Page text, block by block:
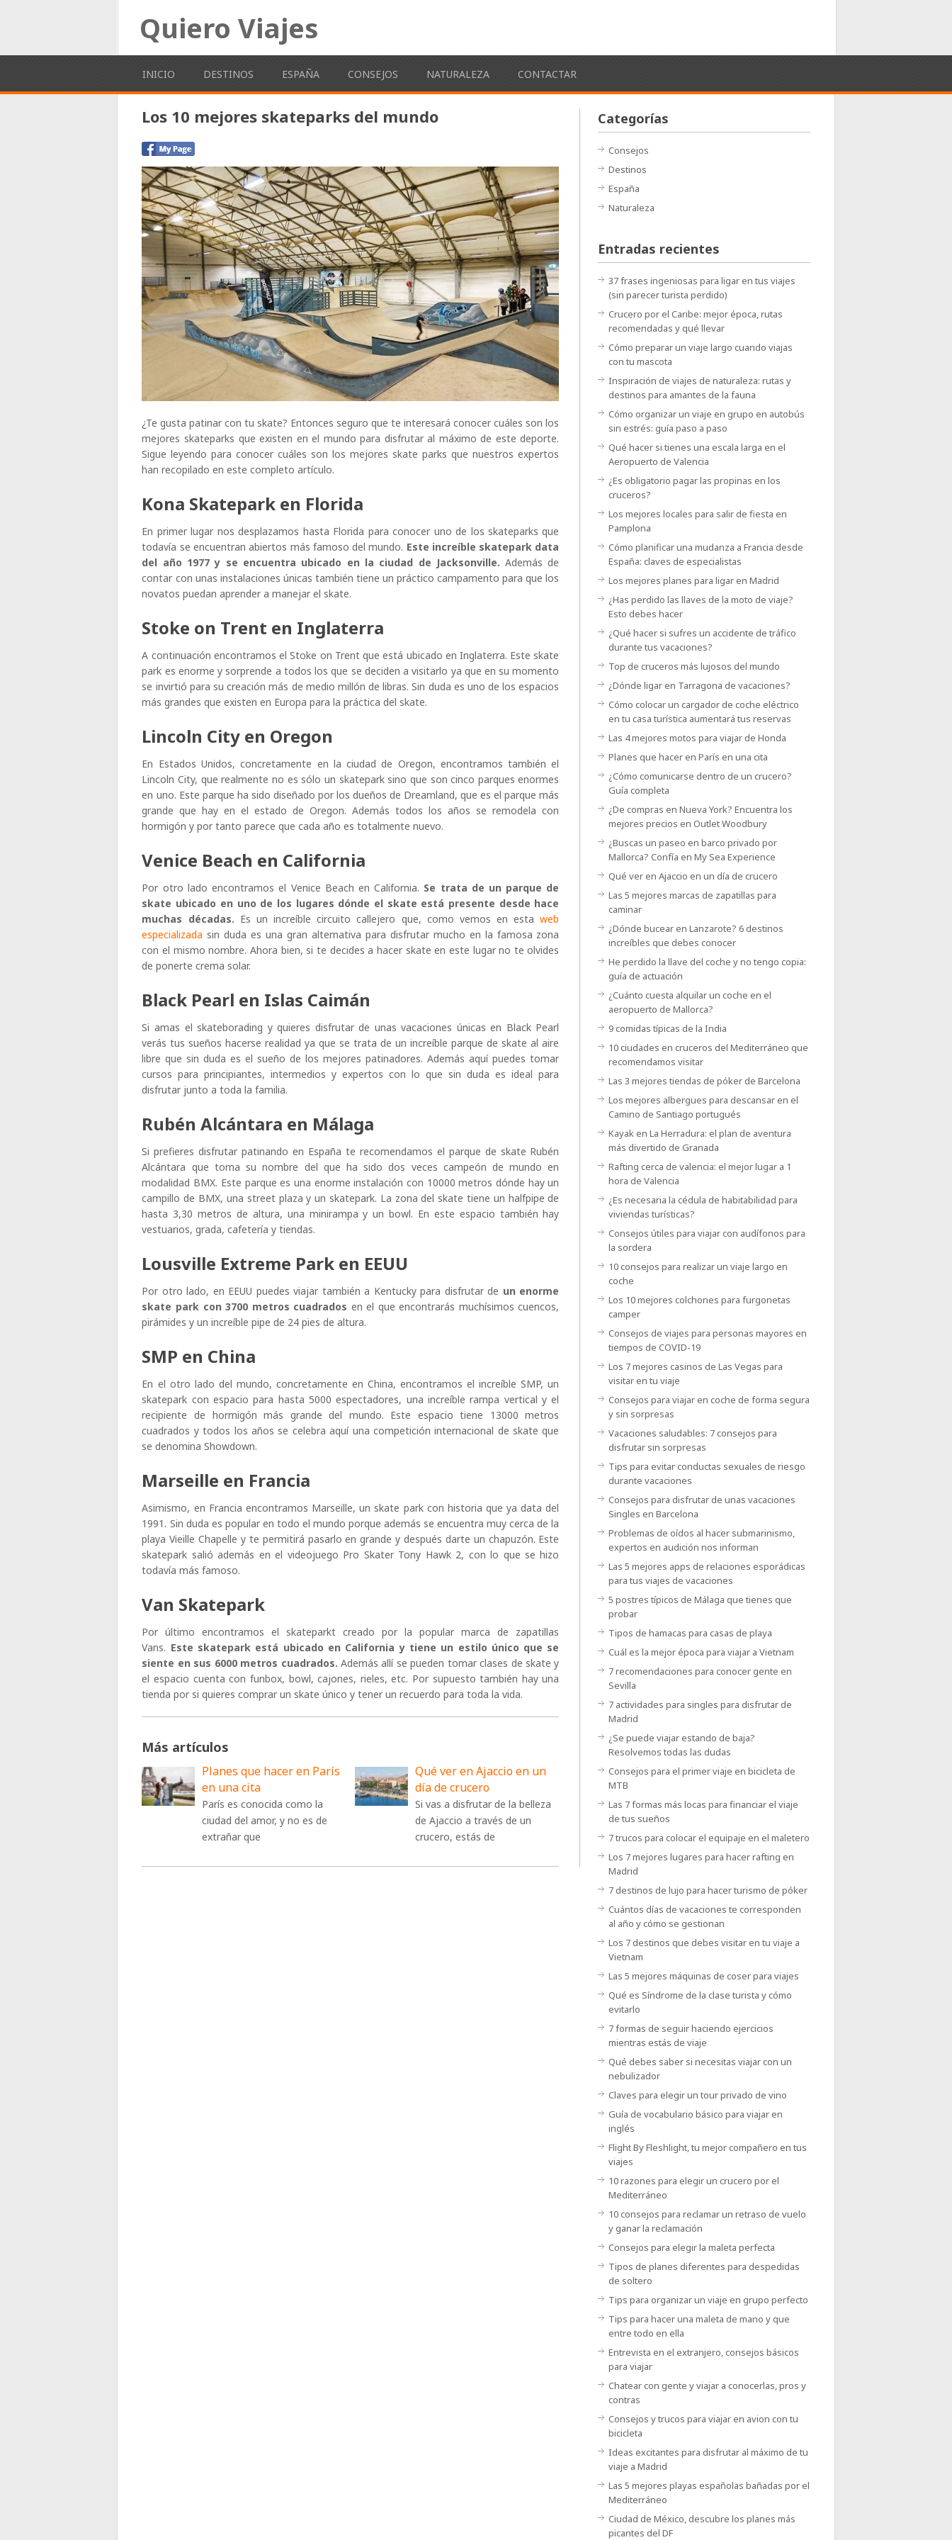
Quiero Viajes
INICIO DESTINOS ESPAÑA CONSEJOS NATURALEZA CONTACTAR
Los 10 mejores skateparks del mundo
¿Te gusta patinar con tu skate? Entonces seguro que te interesará conocer cuáles son los
mejores skateparks que existen en el mundo para disfrutar al máximo de este deporte.
Sigue leyendo para conocer cuáles son los mejores skate parks que nuestros expertos
han recopilado en este completo artículo.
Kona Skatepark en Florida
En primer lugar nos desplazamos hasta Florida para conocer uno de los skateparks que
todavía se encuentran abiertos más famoso del mundo. Este increíble skatepark data
del año 1977 y se encuentra ubicado en la ciudad de Jacksonville. Además de
contar con unas instalaciones únicas también tiene un práctico campamento para que los
novatos puedan aprender a manejar el skate.
Stoke on Trent en Inglaterra
A continuación encontramos el Stoke on Trent que está ubicado en Inglaterra. Este skate
park es enorme y sorprende a todos los que se deciden a visitarlo ya que en su momento
se invirtió para su creación más de medio millón de libras. Sin duda es uno de los espacios
más grandes que existen en Europa para la práctica del skate.
Lincoln City en Oregon
En Estados Unidos, concretamente en la ciudad de Oregon, encontramos también el
Lincoln City, que realmente no es sólo un skatepark sino que son cinco parques enormes
en uno. Este parque ha sido diseñado por los dueños de Dreamland, que es el parque más
grande que hay en el estado de Oregon. Además todos los años se remodela con
hormigón y por tanto parece que cada año es totalmente nuevo.
Venice Beach en California
Por otro lado encontramos el Venice Beach en California. Se trata de un parque de
skate ubicado en uno de los lugares dónde el skate está presente desde hace
muchas décadas. Es un increíble circuito callejero que, como vemos en estaweb
especializada sin duda es una gran alternativa para disfrutar mucho en la famosa zona
con el mismo nombre. Ahora bien, si te decides a hacer skate en este lugar no te olvides
de ponerte crema solar.
Black Pearl en Islas Caimán
Si amas el skateborading y quieres disfrutar de unas vacaciones únicas en Black Pearl
verás tus sueños hacerse realidad ya que se trata de un increíble parque de skate al aire
libre que sin duda es el sueño de los mejores patinadores. Además aquí puedes tomar
cursos para principiantes, intermedios y expertos con lo que sin duda es ideal para
disfrutar junto a toda la familia.
Rubén Alcántara en Málaga
Si prefieres disfrutar patinando en España te recomendamos el parque de skate Rubén
Alcántara que toma su nombre del que ha sido dos veces campeón de mundo en
modalidad BMX. Este parque es una enorme instalación con 10000 metros dónde hay un
campillo de BMX, una street plaza y un skatepark. La zona del skate tiene un halfpipe de
hasta 3,30 metros de altura, una minirampa y un bowl. En este espacio también hay
vestuarios, grada, cafetería y tiendas.
Lousville Extreme Park en EEUU
Por otro lado, en EEUU puedes viajar también a Kentucky para disfrutar de un enorme
skate park con 3700 metros cuadrados en el que encontrarás muchísimos cuencos,
pirámides y un increíble pipe de 24 pies de altura.
SMP en China
En el otro lado del mundo, concretamente en China, encontramos el increíble SMP, un
skatepark con espacio para hasta 5000 espectadores, una increíble rampa vertical y el
recipiente de hormigón más grande del mundo. Este espacio tiene 13000 metros
cuadrados y todos los años se celebra aquí una competición internacional de skate que
se denomina Showdown.
Marseille en Francia
Asimismo, en Francia encontramos Marseille, un skate park con historia que ya data del
1991. Sin duda es popular en todo el mundo porque además se encuentra muy cerca de la
playa Vieille Chapelle y te permitirá pasarlo en grande y después darte un chapuzón. Este
skatepark salió además en el videojuego Pro Skater Tony Hawk 2, con lo que se hizo
todavía más famoso.
Van Skatepark
Por último encontramos el skateparkt creado por la popular marca de zapatillas
Vans. Este skatepark está ubicado en California y tiene un estilo único que se
siente en sus 6000 metros cuadrados. Además allí se pueden tomar clases de skate y
el espacio cuenta con funbox, bowl, cajones, rieles, etc. Por supuesto también hay una
tienda por si quieres comprar un skate único y tener un recuerdo para toda la vida.
Más artículos
Planes que hacer en París
en una cita
París es conocida como la
ciudad del amor, y no es de
extrañar que
Qué ver en Ajaccio en un
día de crucero
Si vas a disfrutar de la belleza
de Ajaccio a través de un
crucero, estás de
Categorías
Consejos
Destinos
España
Naturaleza
Entradas recientes
37 frases ingeniosas para ligar en tus viajes
(sin parecer turista perdido)
Crucero por el Caribe: mejor época, rutas
recomendadas y qué llevar
Cómo preparar un viaje largo cuando viajas
con tu mascota
Inspiración de viajes de naturaleza: rutas y
destinos para amantes de la fauna
Cómo organizar un viaje en grupo en autobús
sin estrés: guía paso a paso
Qué hacer si tienes una escala larga en el
Aeropuerto de Valencia
¿Es obligatorio pagar las propinas en los
cruceros?
Los mejores locales para salir de fiesta en
Pamplona
Cómo planificar una mudanza a Francia desde
España: claves de especialistas
Los mejores planes para ligar en Madrid
¿Has perdido las llaves de la moto de viaje?
Esto debes hacer
¿Qué hacer si sufres un accidente de tráfico
durante tus vacaciones?
Top de cruceros más lujosos del mundo
¿Dónde ligar en Tarragona de vacaciones?
Cómo colocar un cargador de coche eléctrico
en tu casa turística aumentará tus reservas
Las 4 mejores motos para viajar de Honda
Planes que hacer en París en una cita
¿Cómo comunicarse dentro de un crucero?
Guía completa
¿De compras en Nueva York? Encuentra los
mejores precios en Outlet Woodbury
¿Buscas un paseo en barco privado por
Mallorca? Confía en My Sea Experience
Qué ver en Ajaccio en un día de crucero
Las 5 mejores marcas de zapatillas para
caminar
¿Dónde bucear en Lanzarote? 6 destinos
increíbles que debes conocer
He perdido la llave del coche y no tengo copia:
guía de actuación
¿Cuánto cuesta alquilar un coche en el
aeropuerto de Mallorca?
9 comidas típicas de la India
10 ciudades en cruceros del Mediterráneo que
recomendamos visitar
Las 3 mejores tiendas de póker de Barcelona
Los mejores albergues para descansar en el
Camino de Santiago portugués
Kayak en La Herradura: el plan de aventura
más divertido de Granada
Rafting cerca de valencia: el mejor lugar a 1
hora de Valencia
¿Es necesaria la cédula de habitabilidad para
viviendas turísticas?
Consejos útiles para viajar con audífonos para
la sordera
10 consejos para realizar un viaje largo en
coche
Los 10 mejores colchones para furgonetas
camper
Consejos de viajes para personas mayores en
tiempos de COVID-19
Los 7 mejores casinos de Las Vegas para
visitar en tu viaje
Consejos para viajar en coche de forma segura
y sin sorpresas
Vacaciones saludables: 7 consejos para
disfrutar sin sorpresas
Tips para evitar conductas sexuales de riesgo
durante vacaciones
Consejos para disfrutar de unas vacaciones
Singles en Barcelona
Problemas de oídos al hacer submarinismo,
expertos en audición nos informan
Las 5 mejores apps de relaciones esporádicas
para tus viajes de vacaciones
5 postres típicos de Málaga que tienes que
probar
Tipos de hamacas para casas de playa
Cuál es la mejor época para viajar a Vietnam
7 recomendaciones para conocer gente en
Sevilla
7 actividades para singles para disfrutar de
Madrid
¿Se puede viajar estando de baja?
Resolvemos todas las dudas
Consejos para el primer viaje en bicicleta de
MTB
Las 7 formas más locas para financiar el viaje
de tus sueños
7 trucos para colocar el equipaje en el maletero
Los 7 mejores lugares para hacer rafting en
Madrid
7 destinos de lujo para hacer turismo de póker
Cuántos días de vacaciones te corresponden
al año y cómo se gestionan
Los 7 destinos que debes visitar en tu viaje a
Vietnam
Las 5 mejores máquinas de coser para viajes
Qué es Síndrome de la clase turista y cómo
evitarlo
7 formas de seguir haciendo ejercicios
mientras estás de viaje
Qué debes saber si necesitas viajar con un
nebulizador
Claves para elegir un tour privado de vino
Guía de vocabulario básico para viajar en
inglés
Flight By Fleshlight, tu mejor compañero en tus
viajes
10 razones para elegir un crucero por el
Mediterráneo
10 consejos para reclamar un retraso de vuelo
y ganar la reclamación
Consejos para elegir la maleta perfecta
Tipos de planes diferentes para despedidas
de soltero
Tips para organizar un viaje en grupo perfecto
Tips para hacer una maleta de mano y que
entre todo en ella
Entrevista en el extranjero, consejos básicos
para viajar
Chatear con gente y viajar a conocerlas, pros y
contras
Consejos y trucos para viajar en avion con tu
bicicleta
Ideas excitantes para disfrutar al máximo de tu
viaje a Madrid
Las 5 mejores playas españolas bañadas por el
Mediterráneo
Ciudad de México, descubre los planes más
picantes del DF